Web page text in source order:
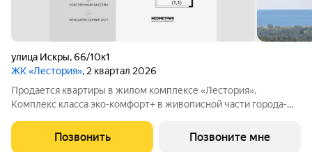
улица Искры,66/10к1
ЖК «Лестория», 2 квартал 2026
Продается квартиры в жилом комплексе «Лестория».
Комплекс класса эко-комфорт+ в живописной части города-
микрорайоне Кудепста, на территории в 4,8 ГА, в 10 минутах
езды от современных пляжей
Позвонить Позвоните мне